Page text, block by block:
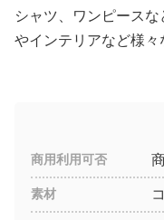
シャツ、ワンピース
やインテリアなど様々
商用利用可否
素材